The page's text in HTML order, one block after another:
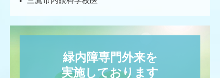
緑内障専門外来を
実施しております